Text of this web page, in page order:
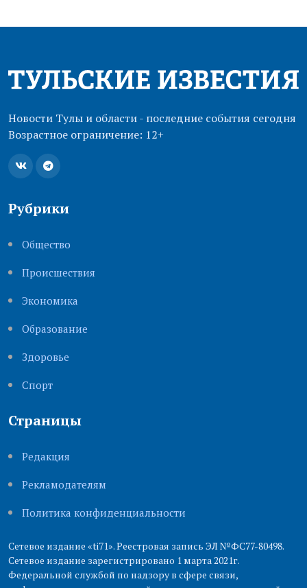
Новости Тулы и области - последние события сегодня
Возрастное ограничение: 12+
Рубрики
Общество
Происшествия
Экономика
Образование
Здоровье
Cпорт
Страницы
Редакция
Рекламодателям
Политика конфиденциальности
Сетевое издание «ti71». Реестровая запись ЭЛ №ФС77-80498.
Сетевое издание зарегистрировано 1 марта 2021г.
Федеральной службой по надзору в сфере связи,